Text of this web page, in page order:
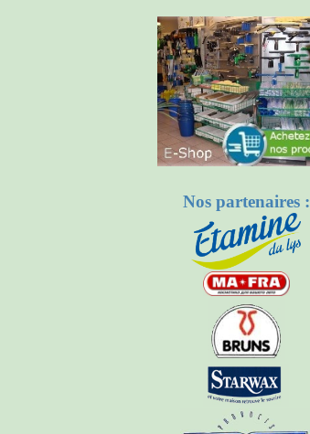
Nos partenaires :